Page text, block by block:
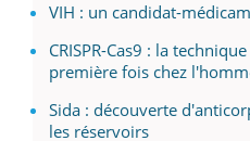
VIH : un candidat-
CRISPR-Cas9 : la
première fois chez
Sida : découverte
les réservoirs